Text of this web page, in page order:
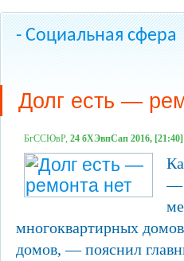
- Социальная сфера
Долг есть —
БгССЮвР, 24 бХЭвпСап 2016, [21:40]
—
многоквартирных
домов, — пояснил